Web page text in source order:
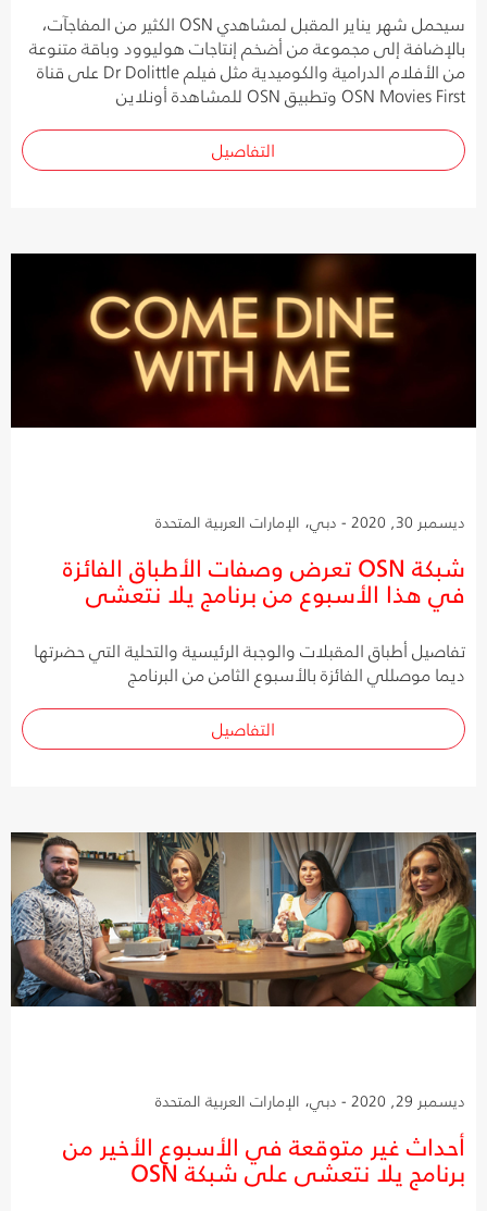
سيحمل شهر يناير المقبل لمشاهدي OSN الكثير من المفاجآت،
بالإضافة إلى مجموعة من أضخم إنتاجات هوليوود وباقة متنوعة
من الأفلام الدرامية والكوميدية مثل فيلم Dr Dolittle على قناة
OSN Movies First وتطبيق OSN للمشاهدة أونلاين
التفاصيل
ديسمبر 30, 2020 - دبي، الإمارات العربية المتحدة
شبكة OSN تعرض وصفات الأطباق الفائزة
في هذا الأسبوع من برنامج يلا نتعشى
تفاصيل أطباق المقبلات والوجبة الرئيسية والتحلية التي حضرتها
ديما موصللي الفائزة بالأسبوع الثامن من البرنامج
التفاصيل
ديسمبر 29, 2020 - دبي، الإمارات العربية المتحدة
أحداث غير متوقعة في الأسبوع الأخير من
برنامج يلا نتعشى على شبكة OSN